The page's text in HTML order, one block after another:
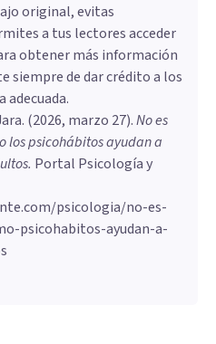
original, evitas
a tus lectores acceder
obtener más información
siempre de dar crédito a los
adecuada.
. (2026, marzo 27).No es
psicohábitos ayudan a
. Portal Psicología y
psicologia/no-es-
psicohabitos-ayudan-a-